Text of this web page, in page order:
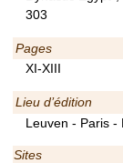
303
Pages
XI-XIII
Lieu d’édition
Leuven - Paris -
Sites